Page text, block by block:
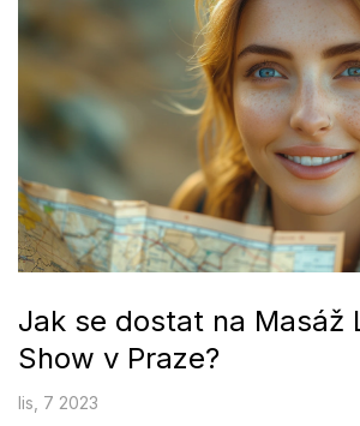
Jak se dostat na Masáž
Show v Praze?
lis, 7 2023